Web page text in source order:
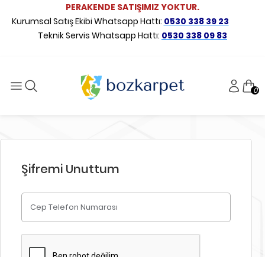
PERAKENDE SATIŞIMIZ YOKTUR.
Kurumsal Satış Ekibi Whatsapp Hattı: 0530 338 39 23
Teknik Servis Whatsapp Hattı: 0530 338 09 83
0
Şifremi Unuttum
Cep Telefon Numarası